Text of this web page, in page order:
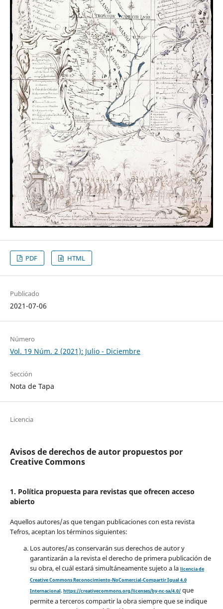
PDF HTML
Publicado
2021-07-06
Número
Vol. 19 Núm. 2 (2021): Julio - Diciembre
Sección
Nota de Tapa
Licencia
Avisos de derechos de autor propuestos por
Creative Commons
1. Política propuesta para revistas que ofrecen acceso
abierto
Aquellos autores/as que tengan publicaciones con esta revista
Tefros, aceptan los términos siguientes:
Los autores/as conservarán sus derechos de autor y
garantizarán a la revista el derecho de primera publicación de
su obra, el cuál estará simultáneamente sujeto a la licencia de
Creative Commons Reconocimiento-NoComercial-Compartir Igual 4.0
Internacional. https://creativecommons.org/licenses/by-nc-sa/4.0/que
permite a terceros compartir la obra siempre que se indique